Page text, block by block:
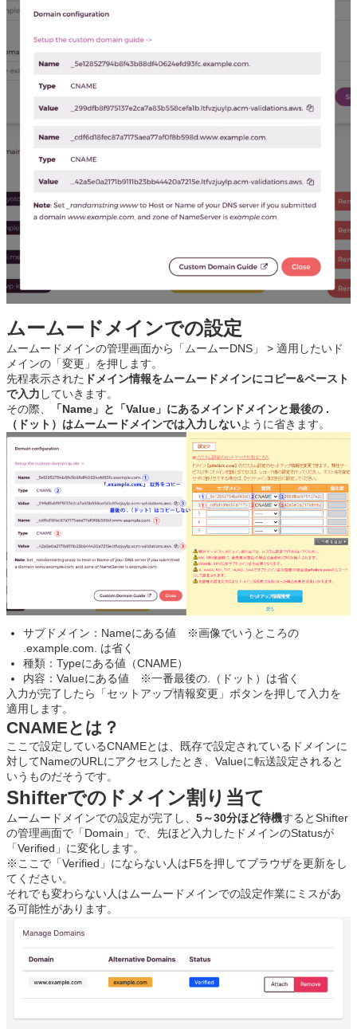
ムームードメインでの設定
ムームードメインの管理画面から「ムームーDNS」 > 適用したいド
メインの「変更」を押します。
先程表示された ドメイン情報をムームードメインにコピー&ペースト
で入力 していきます。
その際、
「Name」と「Value」にあるメインドメインと最後の .
（ドット）はムームードメインでは入力しないように省きます。
サブドメイン：Nameにある値 ※画像でいうところの
.example.com. は省く
種類：Typeにある値（CNAME）
内容：Valueにある値 ※一番最後の.（ドット）は省く
入力が完了したら「セットアップ情報変更」ボタンを押して入力を
適用します。
CNAMEとは？
ここで設定しているCNAMEとは、既存で設定されているドメインに
対してNameのURLにアクセスしたとき、Valueに転送設定されると
いうものだそうです。
Shifterでのドメイン割り当て
ムームードメインでの設定が完了し、 5～30分ほど待機するとShifter
の管理画面で「Domain」で、先ほど入力したドメインのStatusが
「Verified」に変化します。
※ここで「Verified」にならない人はF5を押してブラウザを更新をし
てください。
それでも変わらない人はムームードメインでの設定作業にミスがあ
る可能性があります。